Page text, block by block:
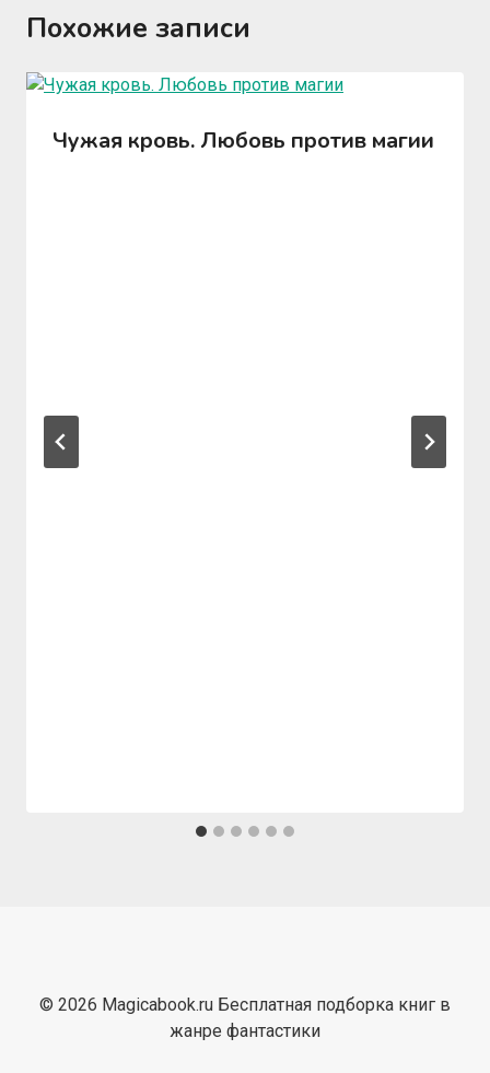
Похожие записи
Чужая кровь. Любовь против магии
© 2026 Magicabook.ru Бесплатная подборка книг в
жанре фантастики